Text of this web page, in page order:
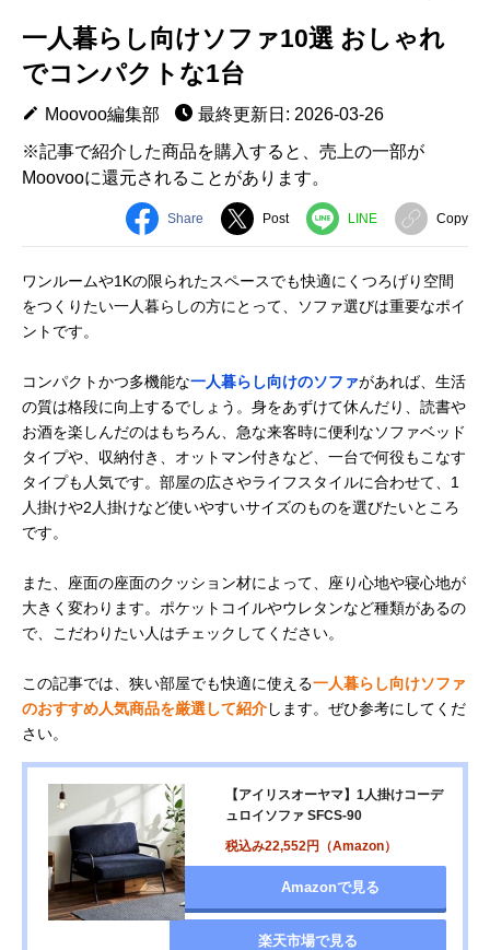
一人暮らし向けソファ10選 おしゃれ
でコンパクトな1台
Moovoo編集部
最終更新日: 2026-03-26
※記事で紹介した商品を購入すると、売上の一部が
Moovooに還元されることがあります。
Share Post LINE Copy
ワンルームや1Kの限られたスペースでも快適にくつろげり空間
をつくりたい一人暮らしの方にとって、ソファ選びは重要なポイ
ントです。
コンパクトかつ多機能な一人暮らし向けのソファがあれば、生活
の質は格段に向上するでしょう。身をあずけて休んだり、読書や
お酒を楽しんだのはもちろん、急な来客時に便利なソファベッド
タイプや、収納付き、オットマン付きなど、一台で何役もこなす
タイプも人気です。部屋の広さやライフスタイルに合わせて、1
人掛けや2人掛けなど使いやすいサイズのものを選びたいところ
です。
また、座面の座面のクッション材によって、座り心地や寝心地が
大きく変わります。ポケットコイルやウレタンなど種類があるの
で、こだわりたい人はチェックしてください。
この記事では、狭い部屋でも快適に使える一人暮らし向けソファ
のおすすめ人気商品を厳選して紹介します。ぜひ参考にしてくだ
さい。
【アイリスオーヤマ】1人掛けコーデ
ュロイソファ SFCS-90
税込み22,552円（Amazon）
Amazonで見る
楽天市場で見る